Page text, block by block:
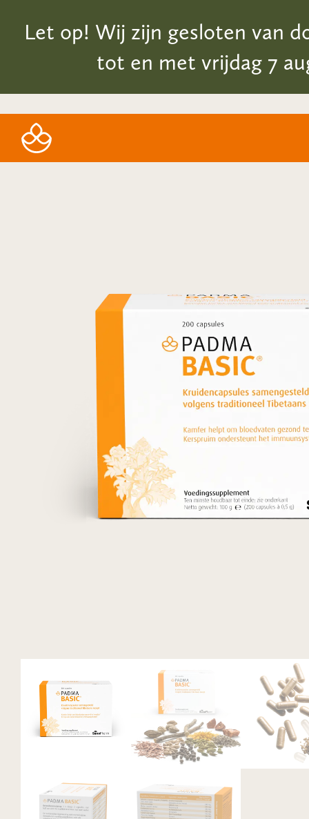
Let op! Wij zijn gesloten van
tot en met vrijdag 7